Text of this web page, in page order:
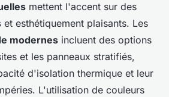
mettent l'accent sur des
et esthétiquement plaisants. Les
modernes incluent des options
et les panneaux stratifiés,
d'isolation thermique et leur
L'utilisation de couleurs